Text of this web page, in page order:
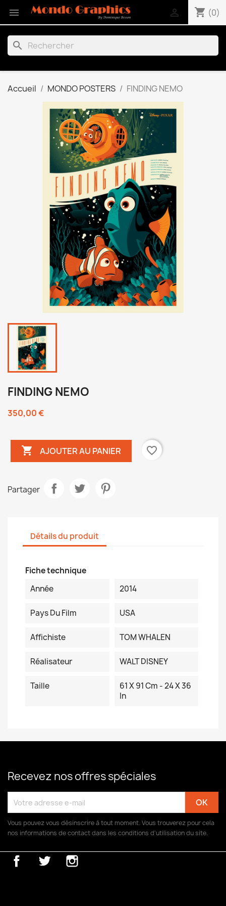
 shopping_cart (0)

search
Accueil MONDO POSTERS FINDING NEMO
FINDING NEMO
350,00 €
 AJOUTER AU PANIER favorite_border
Partager
Détails du produit
Fiche technique
Année
2014
Pays Du Film USA
Affichiste TOM WHALEN
Réalisateur WALT DISNEY
Taille
61 X 91 Cm - 24 X 36
In
Recevez nos offres spéciales
Vous pouvez vous désinscrire à tout moment. Vous trouverez pour cela
nos informations de contact dans les conditions d'utilisation du site.
FacebookTwitter